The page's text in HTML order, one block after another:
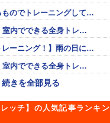
ものでトレーニングして…
室内でできる全身トレ…
レーニング！】雨の日に…
室内でできる全身トレ…
続きを全部見る
レッチ】の人気記事ランキン